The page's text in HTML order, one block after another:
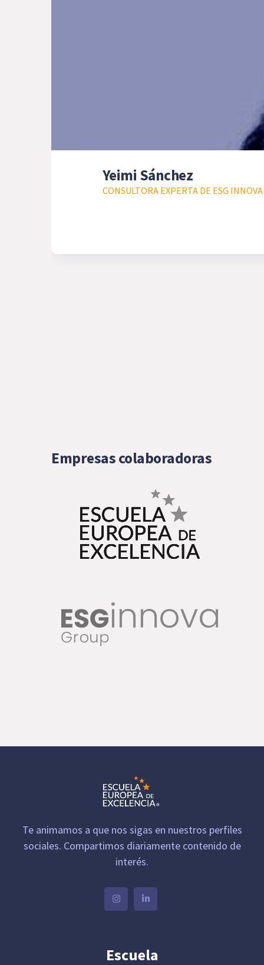
Yeimi Sánchez
CONSULTORA EXPERTA DE ESG
Empresas colaboradoras
Te animamos a que nos sigas en nuestros perfiles
sociales. Compartimos diariamente contenido de
interés.
Escuela